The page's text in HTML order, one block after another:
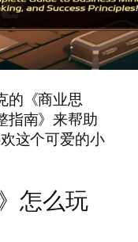
的《商业思
指南》来帮助
这个可爱的小
怎么玩